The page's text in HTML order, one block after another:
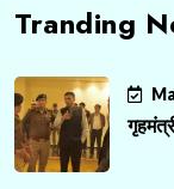
Tranding